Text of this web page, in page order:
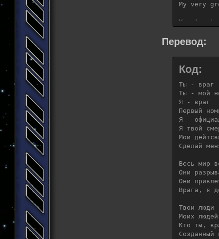
My very
You try
Перевод:
Код:
Ты - враг
Ты - мой
Я - враг
Первый
Я -
Я твой
Мои
Сделай
Весь мир
Они
Они
Врага, я
Твои люди
Моих
Кто ты,
Созданный